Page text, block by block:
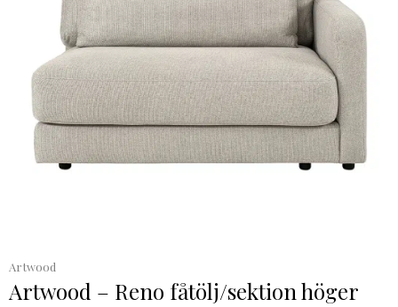
Artwood
Artwood – Reno fåtölj/sektion höger